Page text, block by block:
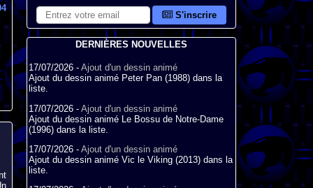
S'inscrire
DERNIÈRES NOUVELLES
17/07/2026 - Ajout d'un dessin animé
Ajout du dessin animé Peter Pan (1988) dans la
liste.
17/07/2026 - Ajout d'un dessin animé
Ajout du dessin animé Le Bossu de Notre-Dame
(1996) dans la liste.
17/07/2026 - Ajout d'un dessin animé
Ajout du dessin animé Vic le Viking (2013) dans la
liste.